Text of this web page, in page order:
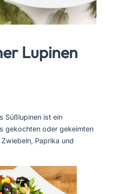
Lupinen
Süßlupinen ist ein
gekochten oder gekeimten
Paprika und